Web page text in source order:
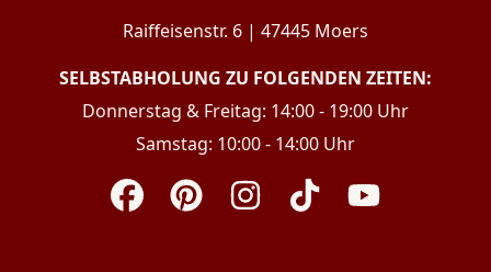
Raiffeisenstr. 6 | 47445 Moers
SELBSTABHOLUNG ZU FOLGENDEN ZEITEN:
Donnerstag & Freitag: 14:00 - 19:00 Uhr
Samstag: 10:00 - 14:00 Uhr
FacebookPinterest InstagramTikTok YouTube